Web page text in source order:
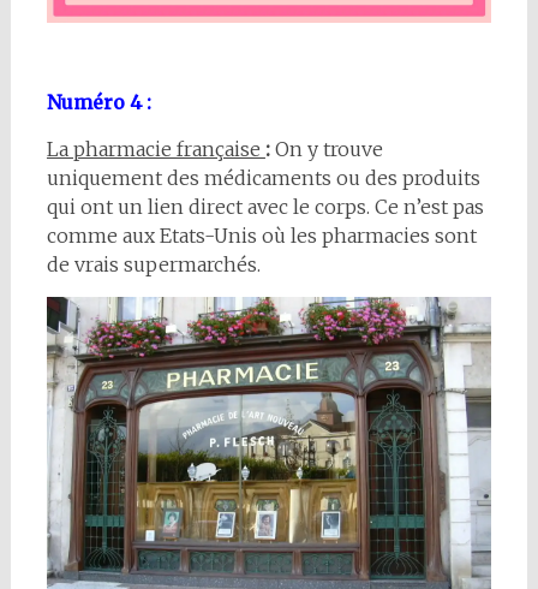
Numéro 4 :
La pharmacie française :On y trouve
uniquement des médicaments ou des produits
qui ont un lien direct avec le corps. Ce n’est pas
comme aux Etats-Unis où les pharmacies sont
de vrais supermarchés.